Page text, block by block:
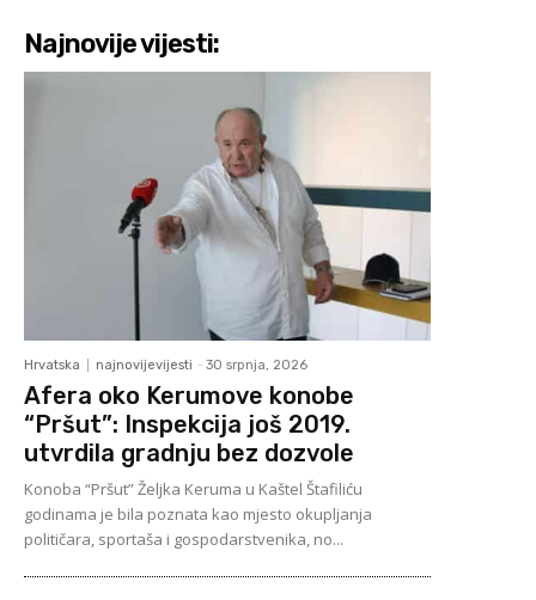
Najnovije vijesti:
Hrvatska najnovijevijesti - 30 srpnja, 2026
Afera oko Kerumove konobe
“Pršut”: Inspekcija još 2019.
utvrdila gradnju bez dozvole
Konoba “Pršut” Željka Keruma u Kaštel Štafiliću
godinama je bila poznata kao mjesto okupljanja
političara, sportaša i gospodarstvenika, no...